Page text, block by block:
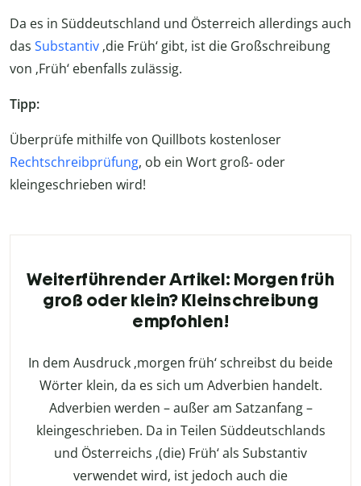
Da es in Süddeutschland und Österreich allerdings auch
das Substantiv ‚die Früh‘ gibt, ist die Großschreibung
von ‚Früh‘ ebenfalls zulässig.
Tipp:
Überprüfe mithilfe von Quillbots kostenloser
Rechtschreibprüfung, ob ein Wort groß- oder
kleingeschrieben wird!
Weiterführender Artikel: Morgen früh
groß oder klein? Kleinschreibung
empfohlen!
In dem Ausdruck ‚morgen früh‘ schreibst du beide
Wörter klein, da es sich um Adverbien handelt.
Adverbien werden – außer am Satzanfang –
kleingeschrieben. Da in Teilen Süddeutschlands
und Österreichs ‚(die) Früh‘ als Substantiv
verwendet wird, ist jedoch auch die